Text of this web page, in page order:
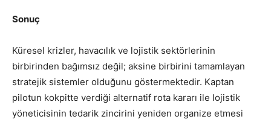
Sonuç
Küresel krizler, havacılık ve lojistik sektörlerinin
birbirinden bağımsız değil; aksine birbirini tamamlayan
stratejik sistemler olduğunu göstermektedir. Kaptan
pilotun kokpitte verdiği alternatif rota kararı ile lojistik
yöneticisinin tedarik zincirini yeniden organize etmesi